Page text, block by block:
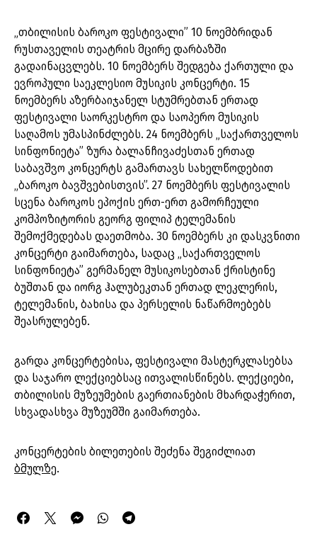
„თბილისის ბაროკო ფესტივალი” 10 ნოემბრიდან
რუსთაველის თეატრის მცირე დარბაზში
გადაინაცვლებს. 10 ნოემბერს შედგება ქართული და
ევროპული საეკლესიო მუსიკის კონცერტი. 15
ნოემბერს აზერბაიჯანელ სტუმრებთან ერთად
ფესტივალი საორკესტრო და საოპერო მუსიკის
საღამოს უმასპინძლებს. 24 ნოემბერს „საქართველოს
სინფონიეტა” ზურა ბალანჩივაძესთან ერთად
საბავშვო კონცერტს გამართავს სახელწოდებით
„ბაროკო ბავშვებისთვის”. 27 ნოემბერს ფესტივალის
სცენა ბაროკოს ეპოქის ერთ-ერთ გამორჩეული
კომპოზიტორის გეორგ ფილიპ ტელემანის
შემოქმედებას დაეთმობა. 30 ნოემბერს კი დასკვნითი
კონცერტი გაიმართება, სადაც „საქართველოს
სინფონიეტა” გერმანელ მუსიკოსებთან ქრისტინე
ბუშთან და იორგ ჰალუბეკთან ერთად ლეკლერის,
ტელემანის, ბახისა და პერსელის ნაწარმოებებს
შეასრულებენ.
გარდა კონცერტებისა, ფესტივალი მასტერკლასებსა
და საჯარო ლექციებსაც ითვალისწინებს. ლექციები,
თბილისის მუზეუმების გაერთიანების მხარდაჭერით,
სხვადასხვა მუზეუმში გაიმართება.
კონცერტების ბილეთების შეძენა შეგიძლიათ
ბმულზე.